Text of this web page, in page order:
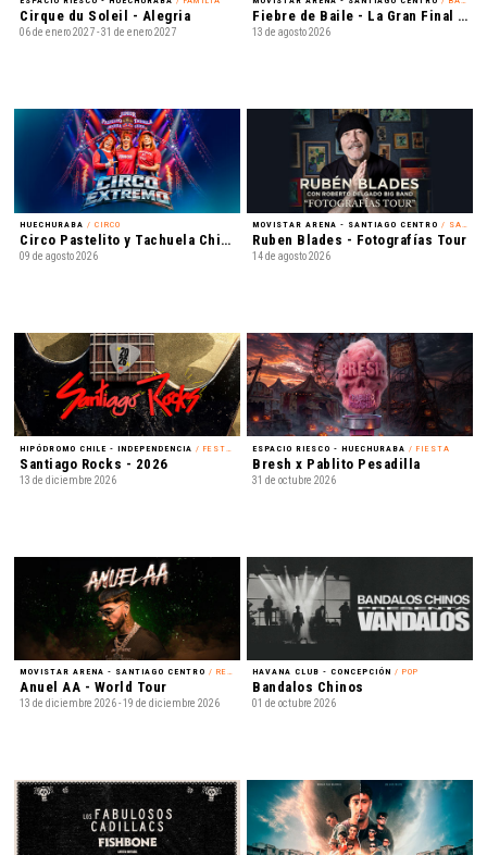
Cirque du Soleil - Alegria
06 de enero 2027 - 31 de enero 2027
Fiebre de Baile - La Gran Final en Vivo
13 de agosto 2026
HUECHURABA / CIRCO
Circo Pastelito y Tachuela Chico - Circo Extremo
09 de agosto 2026
MOVISTAR ARENA - SANTIAGO CENTRO / SALSA
Ruben Blades - Fotografías Tour
14 de agosto 2026
HIPÓDROMO CHILE - INDEPENDENCIA / FESTIVAL
Santiago Rocks - 2026
13 de diciembre 2026
ESPACIO RIESCO - HUECHURABA / FIESTA
Bresh x Pablito Pesadilla
31 de octubre 2026
MOVISTAR ARENA - SANTIAGO CENTRO / REGGAETÓN
Anuel AA - World Tour
13 de diciembre 2026 - 19 de diciembre 2026
HAVANA CLUB - CONCEPCIÓN / POP
Bandalos Chinos
01 de octubre 2026